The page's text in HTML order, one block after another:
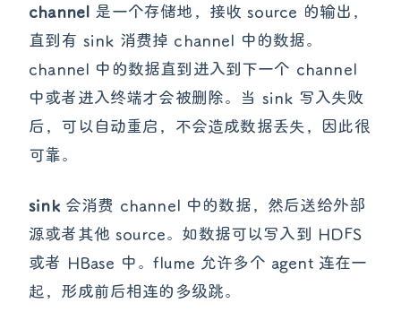
channel 是一个存储地，接收 source 的输出，
直到有 sink 消费掉 channel 中的数据。
channel 中的数据直到进入到下一个 channel
中或者进入终端才会被删除。当 sink 写入失败
后，可以自动重启，不会造成数据丢失，因此很
可靠。
sink 会消费 channel 中的数据，然后送给外部
源或者其他 source。如数据可以写入到 HDFS
或者 HBase 中。flume 允许多个 agent 连在一
起，形成前后相连的多级跳。